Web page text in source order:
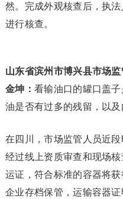
然。完成外观核查后，执
进行核查。
山东省滨州市博兴县市场
金坤： 看输油口的罐口盖
油是否有过多的残留，以及
在四川，市场监管人员近
经过线上资质审查和现场
运证，符合标准的容器将
企业存档保管，运输容器